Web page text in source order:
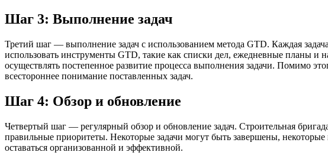
Шаг 3: Выполнение задач
Третий шаг — выполнение задач с использованием метода GTD. Каждая
использовать инструменты GTD, такие как списки дел, ежедневные планы
осуществлять постепенное развитие процесса выполнения задачи. Помимо
всестороннее понимание поставленных задач.
Шаг 4: Обзор и обновление
Четвертый шаг — регулярный обзор и обновление задач. Строительная
правильные приоритеты. Некоторые задачи могут быть завершены,
оставаться организованной и эффективной.